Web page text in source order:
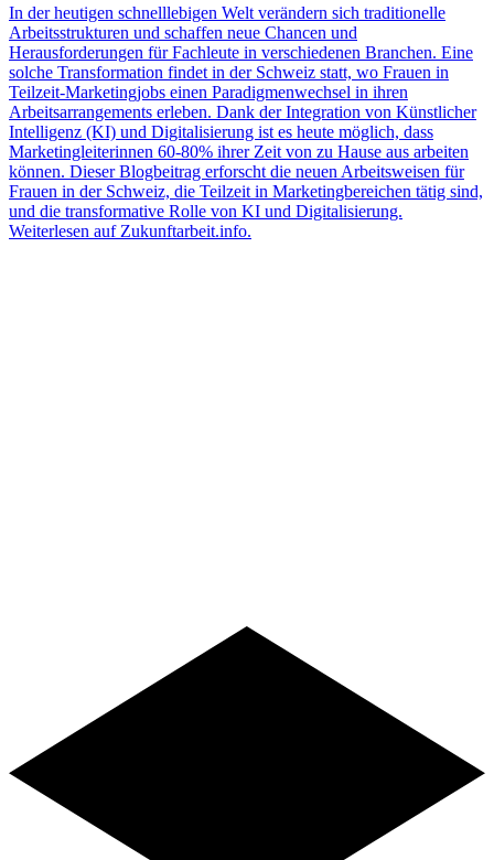
In der heutigen schnelllebigen Welt verändern sich traditionelle
Arbeitsstrukturen und schaffen neue Chancen und
Herausforderungen für Fachleute in verschiedenen Branchen. Eine
solche Transformation findet in der Schweiz statt, wo Frauen in
Teilzeit-Marketingjobs einen Paradigmenwechsel in ihren
Arbeitsarrangements erleben. Dank der Integration von Künstlicher
Intelligenz (KI) und Digitalisierung ist es heute möglich, dass
Marketingleiterinnen 60-80% ihrer Zeit von zu Hause aus arbeiten
können. Dieser Blogbeitrag erforscht die neuen Arbeitsweisen für
Frauen in der Schweiz, die Teilzeit in Marketingbereichen tätig sind,
und die transformative Rolle von KI und Digitalisierung.
Weiterlesen auf Zukunftarbeit.info.